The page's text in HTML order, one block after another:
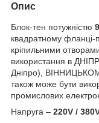
Опис
Блок-тен потужністю
квадратному фланці-
кріпильними
використання в
Дніпро),
також може бути
промислових
Напруга – 220V /